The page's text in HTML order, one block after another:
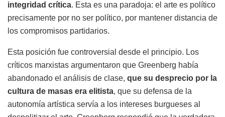
integridad crítica. Esta es una paradoja: el arte es político
precisamente por no ser político, por mantener distancia de
los compromisos partidarios.
Esta posición fue controversial desde el principio. Los
críticos marxistas argumentaron que Greenberg había
abandonado el análisis de clase, que su desprecio por la
cultura de masas era elitista, que su defensa de la
autonomía artística servía a los intereses burgueses al